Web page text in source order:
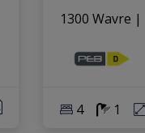
1300 Wavre |
4 1